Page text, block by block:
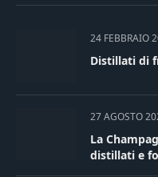
24 FEBBRAIO
Distillati di
27 AGOSTO
La
distillati e